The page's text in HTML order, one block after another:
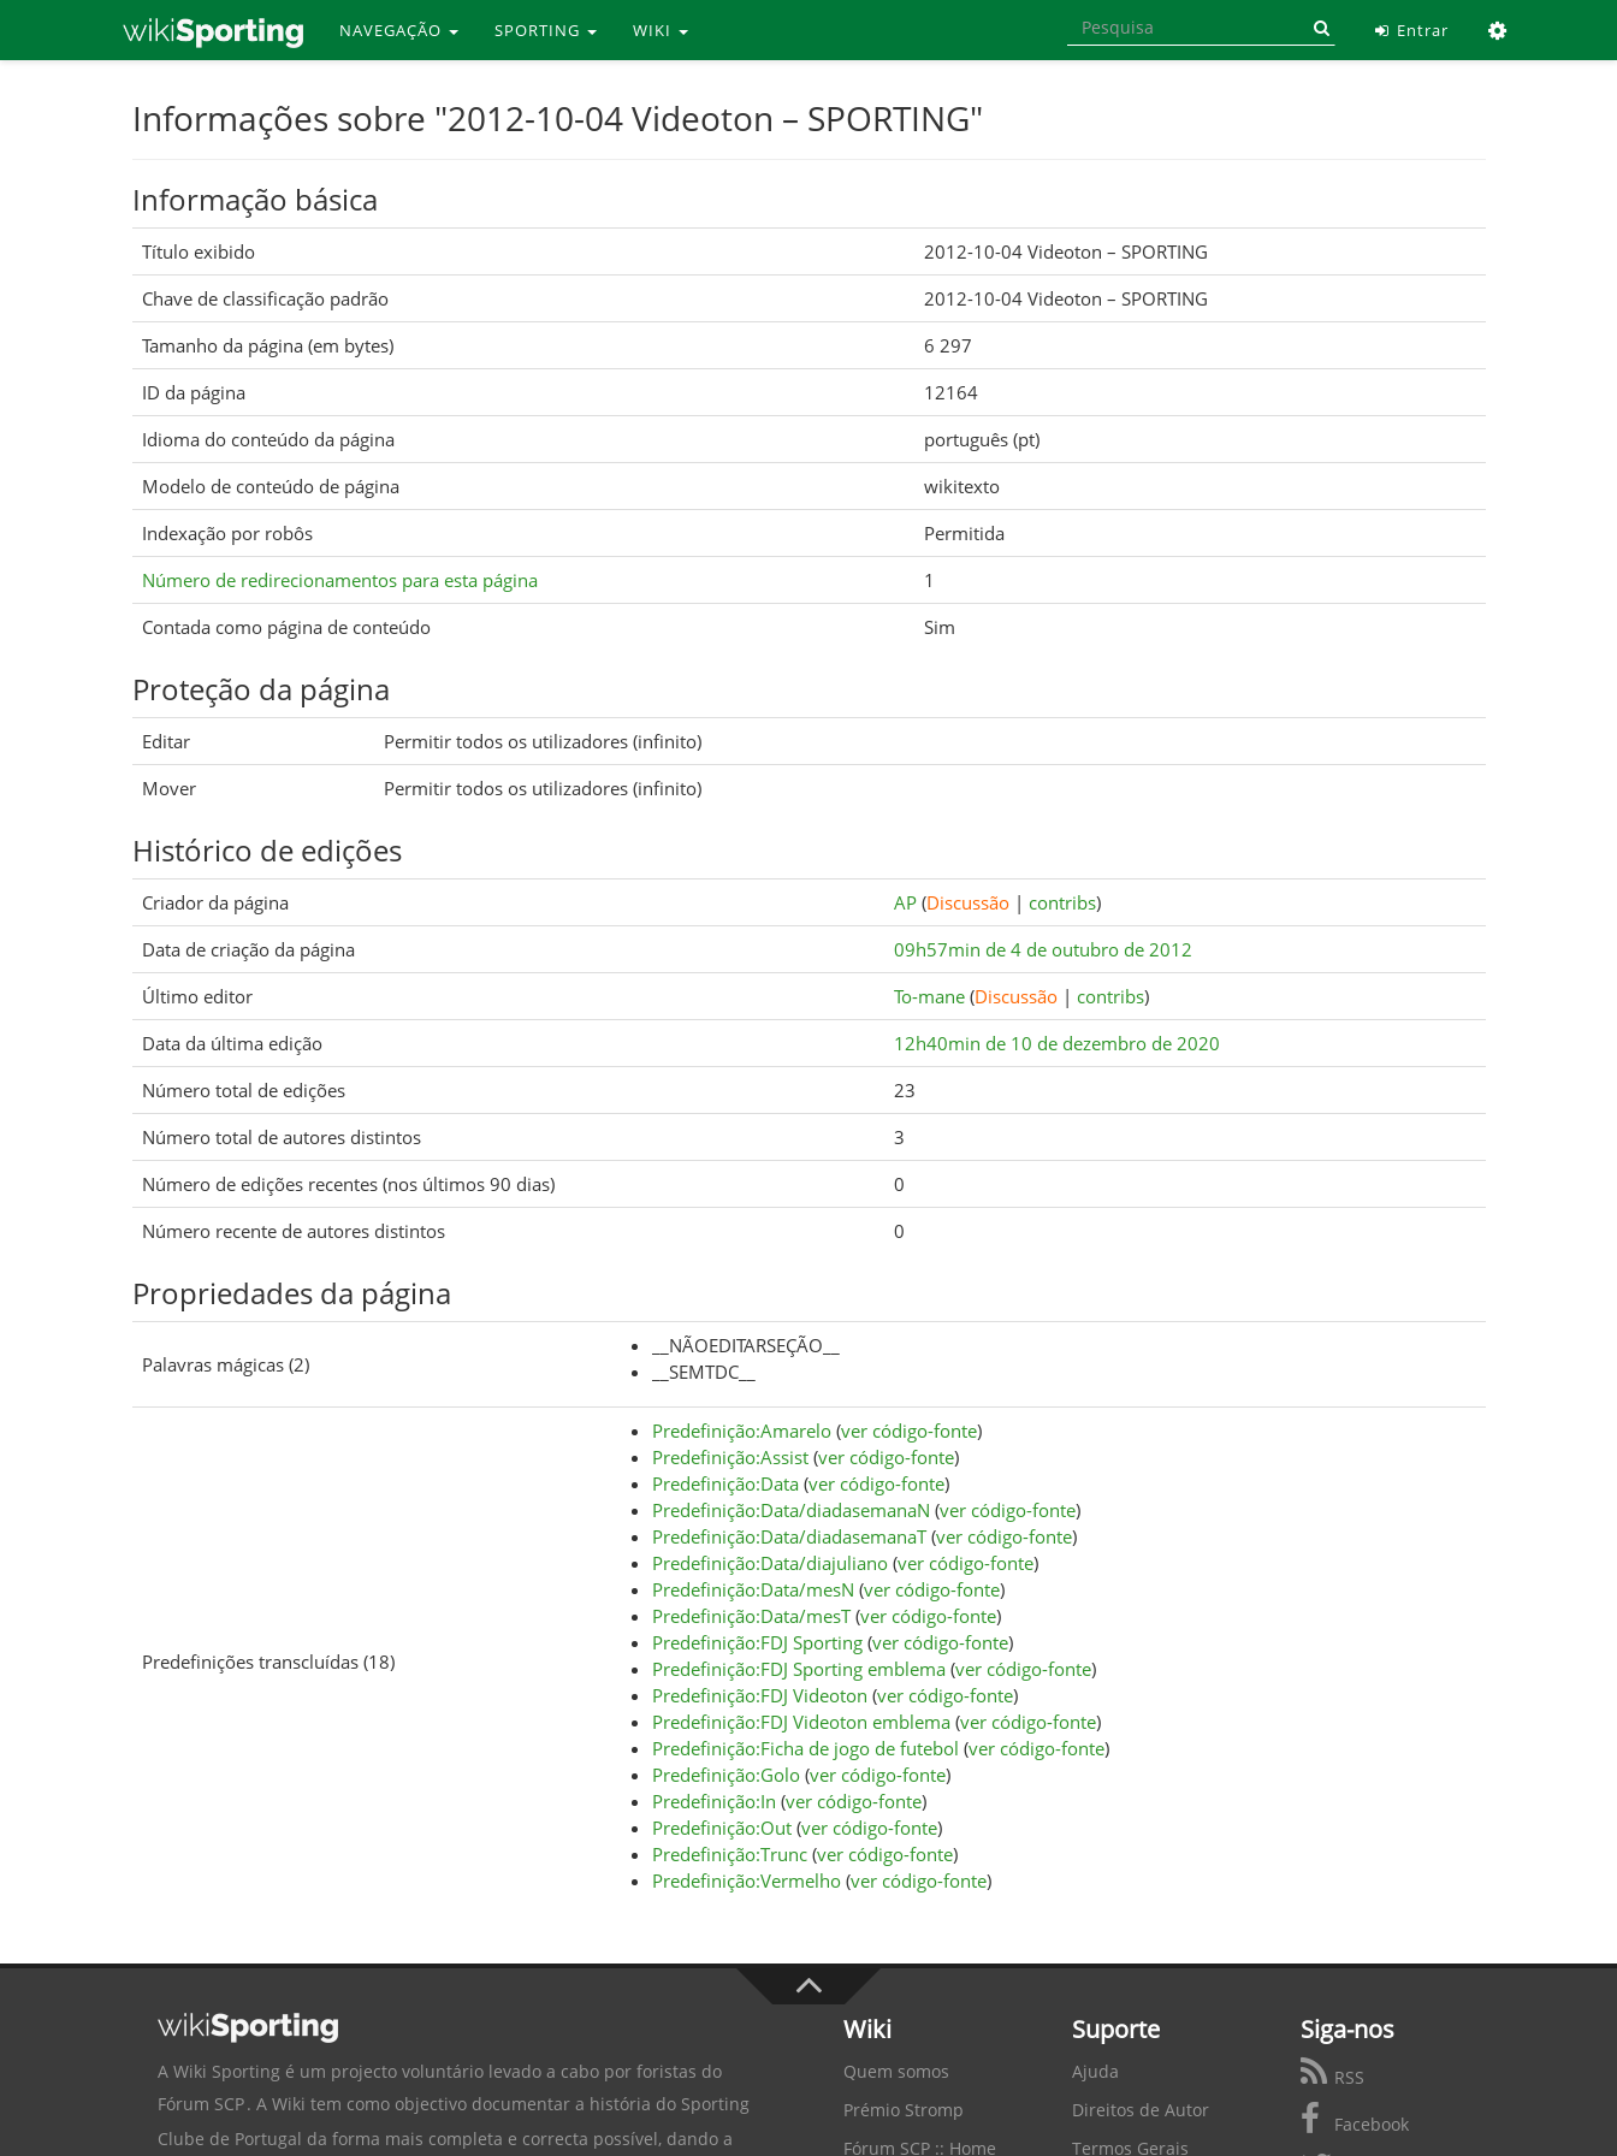
NAVEGAÇÃO SPORTING WIKI Entrar
Informações sobre "2012-10-04 Videoton – SPORTING"
Informação básica
Título exibido
2012-10-04 Videoton – SPORTING
Chave de classificação padrão
2012-10-04 Videoton – SPORTING
Tamanho da página (em bytes)
6 297
ID da página
12164
Idioma do conteúdo da página
português (pt)
Modelo de conteúdo de página
wikitexto
Indexação por robôs
Permitida
Número de redirecionamentos para esta página
1
Contada como página de conteúdo
Sim
Proteção da página
Editar
Permitir todos os utilizadores (infinito)
Mover
Permitir todos os utilizadores (infinito)
Histórico de edições
Criador da página AP (Discussão| contribs)
Data de criação da página
09h57min de 4 de outubro de 2012
Último editor
To-mane (Discussão| contribs)
Data da última edição
12h40min de 10 de dezembro de 2020
Número total de edições
23
Número total de autores distintos
3
Número de edições recentes (nos últimos 90 dias)
0
Número recente de autores distintos
0
Propriedades da página
Palavras mágicas (2)
__NÃOEDITARSEÇÃO__
__SEMTDC__
Predefinições transcluídas (18)
Predefinição:Amarelo(ver código-fonte)
Predefinição:Assist(ver código-fonte)
Predefinição:Data(ver código-fonte)
Predefinição:Data/diadasemanaN (ver código-fonte)
Predefinição:Data/diadasemanaT(ver código-fonte)
Predefinição:Data/diajuliano(ver código-fonte)
Predefinição:Data/mesN (ver código-fonte)
Predefinição:Data/mesT(ver código-fonte)
Predefinição:FDJ Sporting(ver código-fonte)
Predefinição:FDJ Sporting emblema(ver código-fonte)
Predefinição:FDJ Videoton (ver código-fonte)
Predefinição:FDJ Videoton emblema(ver código-fonte)
Predefinição:Ficha de jogo de futebol (ver código-fonte)
Predefinição:Golo(ver código-fonte)
Predefinição:In (ver código-fonte)
Predefinição:Out(ver código-fonte)
Predefinição:Trunc(ver código-fonte)
Predefinição:Vermelho(ver código-fonte)
A Wiki Sporting é um projecto voluntário levado a cabo por foristas do
Fórum SCP. A Wiki tem como objectivo documentar a história do Sporting
Clube de Portugal da forma mais completa e correcta possível, dando a
Wiki
Quem somos
Prémio Stromp
Fórum SCP :: Home
Suporte
Ajuda
Direitos de Autor
Termos Gerais
Siga-nos
RSS
Facebook